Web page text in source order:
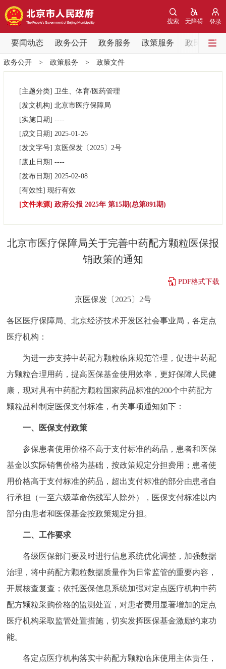
登录
无障碍
搜索
要闻动态 政务公开 政务服务 政策服务 政民互动
要闻动态
党中央精神 国务院信息
北京要闻 会议信息
政务公开
市领导
政策兑现 政策解读
决策公开 专题公开
便民服务 利企服务 投资项目
政民互动
12345网上接诉即办 我要咨询 我要建议
参与调查
北京概况 十六区概览 人文北京
绿色北京 图说北京
多语种
DEUTSCH FRANÇAIS РУССКИЙ ЯЗЫК
ESPAÑOL العربية PORTUGUÊS
ITALIANO
政务公开> 政策服务 > 政策文件
[主题分类] 卫生、体育/医药管理
[发文机构] 北京市医疗保障局
[实施日期] ----
[成文日期] 2025-01-26
[发文字号] 京医保发〔2025〕 2号
[废止日期] ----
[发布日期] 2025-02-08
[有效性] 现行有效
[文件来源] 政府公报 2025年 第15期(总第891期)
北京市医疗保障局关于完善中药配方颗粒医保报
销政策的通知
PDF格式下载
京医保发〔2025〕2号
各区医疗保障局、北京经济技术开发区社会事业局，各定点
医疗机构：
为进一步支持中药配方颗粒临床规范管理，促进中药配
方颗粒合理用药，提高医保基金使用效率，更好保障人民健
康，现对具有中药配方颗粒国家药品标准的200个中药配方
颗粒品种制定医保支付标准，有关事项通知如下：
一、医保支付政策
参保患者使用价格不高于支付标准的药品，患者和医保
基金以实际销售价格为基础，按政策规定分担费用；患者使
用价格高于支付标准的药品，超出支付标准的部分由患者自
行承担（一至六级革命伤残军人除外），医保支付标准以内
部分由患者和医保基金按政策规定分担。
二、工作要求
各级医保部门要及时进行信息系统优化调整，加强数据
治理，将中药配方颗粒数据质量作为日常监管的重要内容，
开展核查复查；依托医保信息系统加强对定点医疗机构中药
配方颗粒采购价格的监测处置，对患者费用显著增加的定点
医疗机构采取监管处置措施，切实发挥医保基金激励约束功
能。
各定点医疗机构落实中药配方颗粒临床使用主体责任，